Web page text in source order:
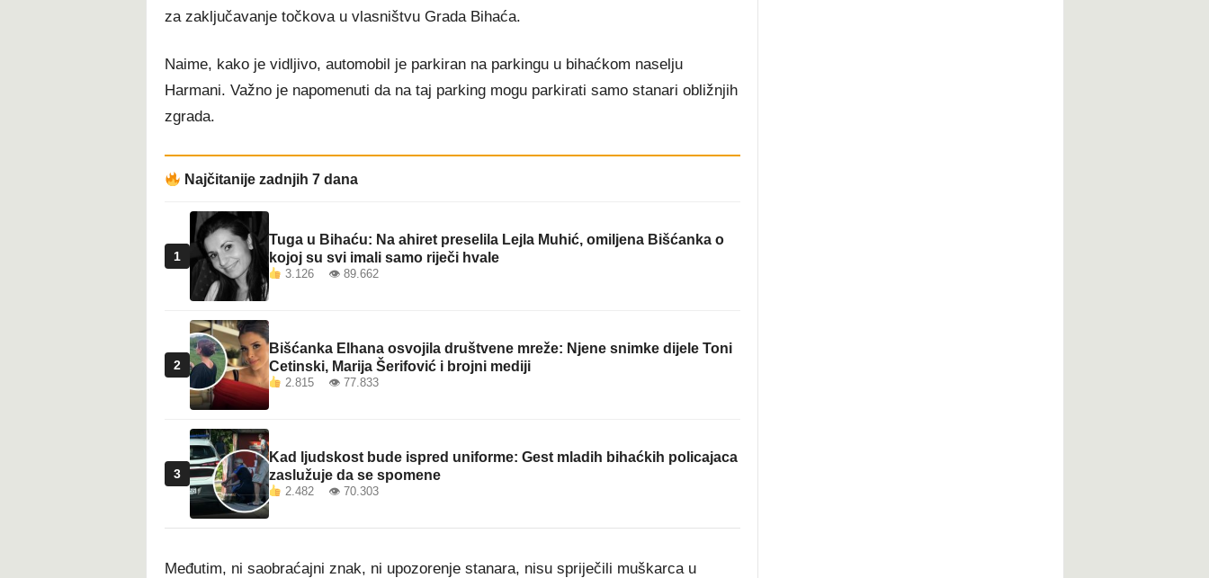
za zaključavanje točkova u vlasništvu Grada Bihaća.
Naime, kako je vidljivo, automobil je parkiran na parkingu u bihaćkom naselju
Harmani. Važno je napomenuti da na taj parking mogu parkirati samo stanari obližnjih
zgrada.
Najčitanije zadnjih 7 dana
1
Tuga u Bihaću: Na ahiret preselila Lejla Muhić, omiljena Bišćanka o
kojoj su svi imali samo riječi hvale
3.126 👁 89.662
2
Bišćanka Elhana osvojila društvene mreže: Njene snimke dijele Toni
Cetinski, Marija Šerifović i brojni mediji
2.815 👁 77.833
3
Kad ljudskost bude ispred uniforme: Gest mladih bihaćkih policajaca
zaslužuje da se spomene
2.482 👁 70.303
Međutim, ni saobraćajni znak, ni upozorenje stanara, nisu spriječili muškarca u